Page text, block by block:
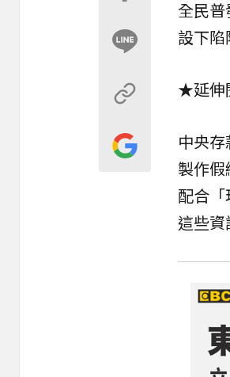
全民普
設下陷
★延
中央
製作
配合
這些資